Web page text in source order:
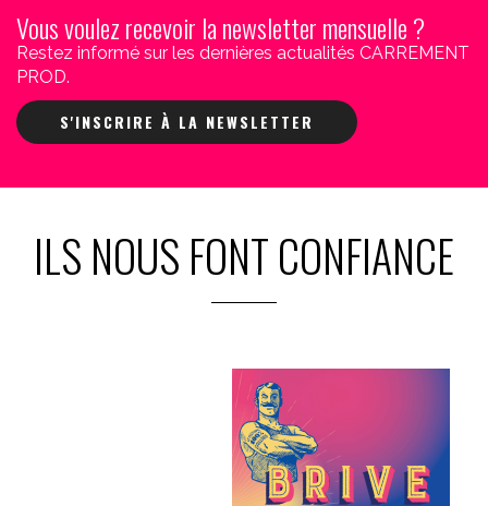
Vous voulez recevoir la newsletter mensuelle ?
Restez informé sur les dernières actualités CARREMENT
PROD.
S'INSCRIRE À LA NEWSLETTER
ILS NOUS FONT CONFIANCE